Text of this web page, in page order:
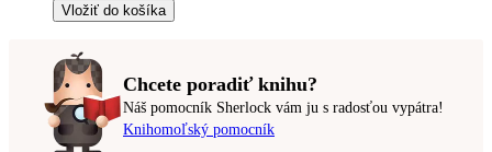
Vložiť do košíka
Chcete poradiť knihu?
Náš pomocník Sherlock vám ju s radosťou vypátra!
Knihomoľský pomocník